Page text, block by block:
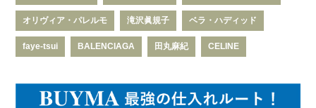
オリヴィア・パレルモ 滝沢眞規子 ベラ・ハディッド
faye-tsui BALENCIAGA 田丸麻紀 CELINE